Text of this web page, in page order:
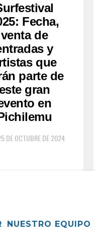
Fecha,
venta de
y
que
parte de
este gran
en
DE OCTUBRE DE 2024
NUESTRO EQUIPO